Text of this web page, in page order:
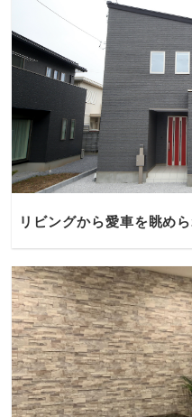
リビングから愛車を眺め